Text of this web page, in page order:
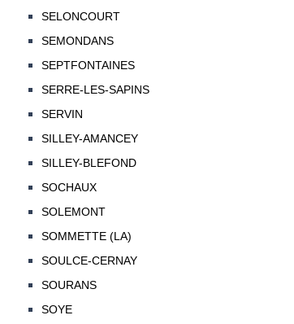
SELONCOURT
SEMONDANS
SEPTFONTAINES
SERRE-LES-SAPINS
SERVIN
SILLEY-AMANCEY
SILLEY-BLEFOND
SOCHAUX
SOLEMONT
SOMMETTE (LA)
SOULCE-CERNAY
SOURANS
SOYE